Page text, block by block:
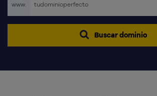
www.
Buscar dominio